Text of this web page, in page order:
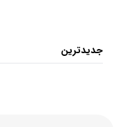
جدیدترین